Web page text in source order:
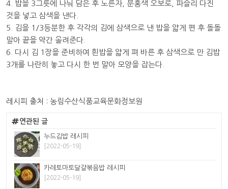
4. 밥을 3그릇에 나눠 담은 후 노른자, 분홍색 오보로, 파슬리 다진
것을 넣고 삼색을 낸다.
5. 김을 1/3등분한 후 각각의 김에 삼색으로 낸 밥을 얇게 편 후 돌돌
말아 끝을 약간 올려준다.
6. 다시 김 1장을 준비하여 흰밥을 얇게 펴 바른 후 삼색으로 만 김밥
3개를 나란히 놓고 다시 한 번 말아 모양을 잡는다.
레시피 출처 : 농림수산식품교육문화정보원
연관된 글
누드김밥 레시피
[2022-05-19]
카레토마토달걀볶음밥 레시피
[2022-05-19]